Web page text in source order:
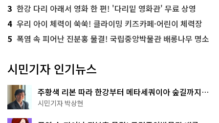
3 한강 다리 아래서 영화 한 편! '다리밑 영화관' 무료 상영
4 우리 아이 체력이 쑥쑥! 클라이밍 키즈카페·어린이 체력장
5 폭염 속 피어난 진분홍 물결! 국립중앙박물관 배롱나무 명소
시민기자 인기뉴스
주황색 리본 따라 한강부터 메타세쿼이아 숲길까지…
서울둘레길 15코스
시민기자 박상현